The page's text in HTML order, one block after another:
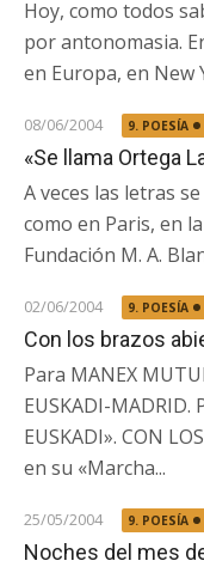
Hoy, como todos
por antonomasia.
en Europa, en New
08/06/2004 9. POESÍA
«Se llama Ortega
A veces las letras
como en Paris, en
Fundación M. A.
02/06/2004 9. POESÍA
Con los brazos
Para MANEX
EUSKADI-MADRID.
EUSKADI». CON
en su «Marcha...
25/05/2004 9. POESÍA
Noches del mes